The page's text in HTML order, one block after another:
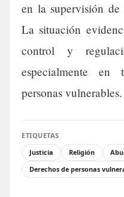
en la supervisión de
La situación
control y
especialmente
personas vulnerables.
ETIQUETAS
Justicia
Religión
Derechos de personas